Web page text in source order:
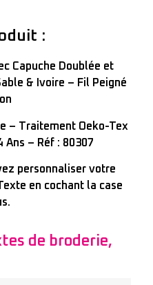
:
Capuche Doublée et
& Ivoire – Fil Peigné
– Traitement Oeko-Tex
Ans – Réf : 80307
personnaliser votre
en cochant la case
de broderie,